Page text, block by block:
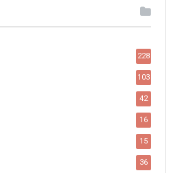
228
103
42
16
15
36